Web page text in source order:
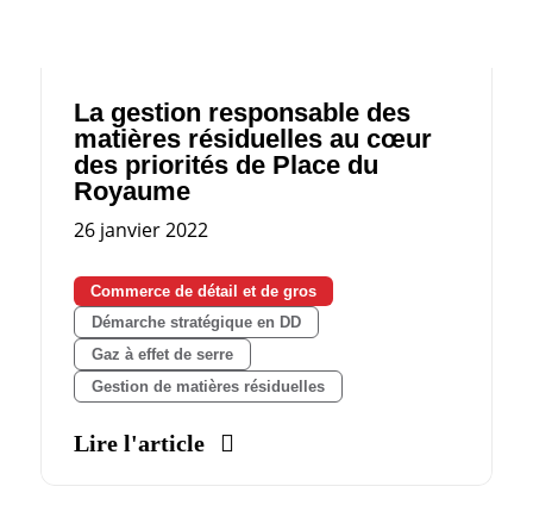
La gestion responsable des
matières résiduelles au cœur
des priorités de Place du
Royaume
26 janvier 2022
Commerce de détail et de gros
Démarche stratégique en DD
Gaz à effet de serre
Gestion de matières résiduelles
Lire l'article